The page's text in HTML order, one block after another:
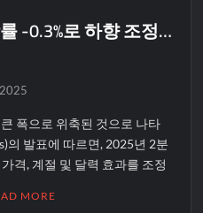
-0.3%로 하향 조정…
폭으로 위축된 것으로 나타
의 발표에 따르면, 2025년 2분
격, 계절 및 달력 효과를 조정
MORE